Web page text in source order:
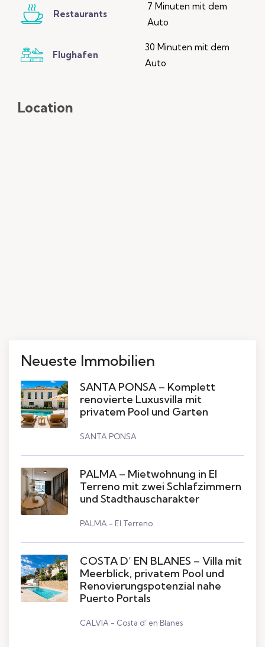
Restaurants
7 Minuten mit dem
Auto
Flughafen
30 Minuten mit dem
Auto
Location
Neueste Immobilien
SANTA PONSA – Komplett
renovierte Luxusvilla mit
privatem Pool und Garten
SANTA PONSA
PALMA – Mietwohnung in El
Terreno mit zwei Schlafzimmern
und Stadthauscharakter
PALMA - El Terreno
COSTA D’ EN BLANES – Villa mit
Meerblick, privatem Pool und
Renovierungspotenzial nahe
Puerto Portals
CALVIA - Costa d’ en Blanes